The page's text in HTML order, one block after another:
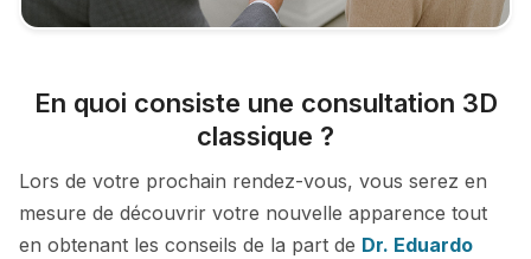
En quoi consiste une consultation 3D
classique ?
Lors de votre prochain rendez-vous, vous serez en
mesure de découvrir votre nouvelle apparence tout
en obtenant les conseils de la part de Dr. Eduardo